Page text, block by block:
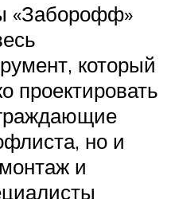
«Заборофф»
который
проектировать
но и
и